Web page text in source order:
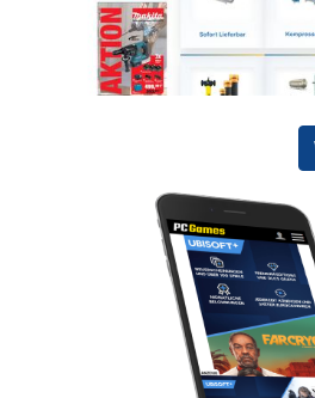
animierter mobile
für Computec Media GmbH /
Relaunch eines Magento 2 Shop
Konzeptarbeit Programmierung